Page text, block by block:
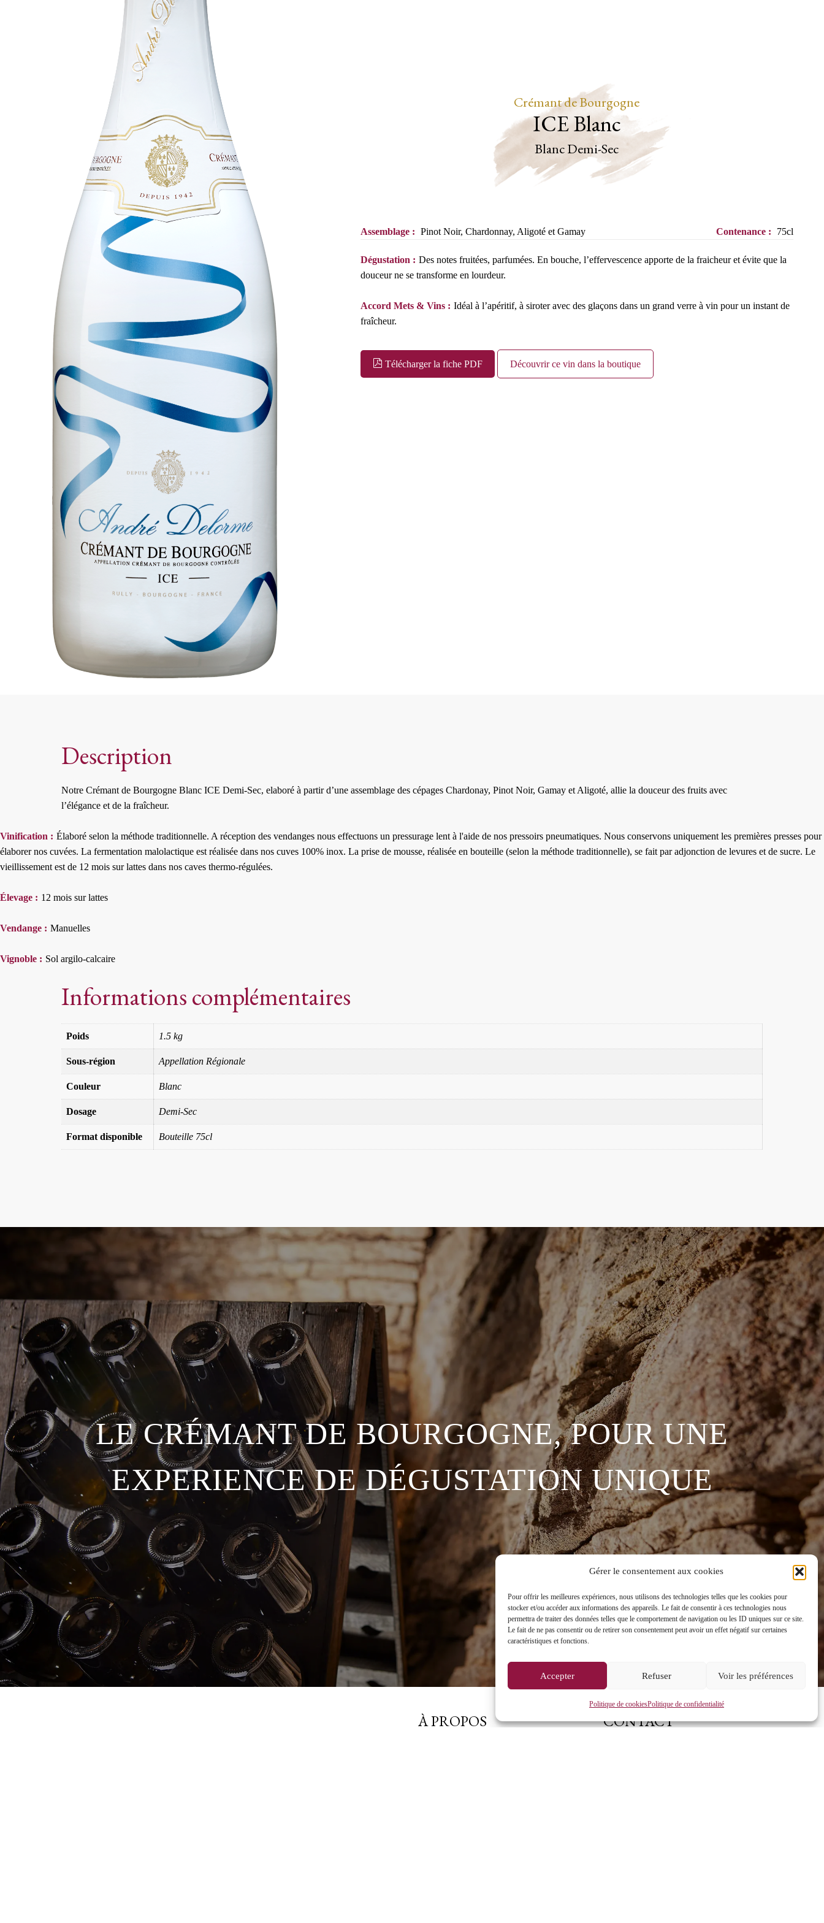
Gérer le consentement aux cookies
Pour offrir les meilleures expériences, nous utilisons des technologies telles que les cookies pour
stocker et/ou accéder aux informations des appareils. Le fait de consentir à ces technologies nous
permettra de traiter des données telles que le comportement de navigation ou les ID uniques sur ce site.
Le fait de ne pas consentir ou de retirer son consentement peut avoir un effet négatif sur certaines
caractéristiques et fonctions.
Accepter Refuser Voir les préférences
Politique de cookiesPolitique de confidentialité
Crémant de Bourgogne
ICE Blanc
BlancDemi-Sec
Assemblage : Pinot Noir, Chardonnay, Aligoté et Gamay Contenance : 75cl
Dégustation : Des notes fruitées, parfumées. En bouche, l’effervescence apporte de la fraicheur et évite que la
douceur ne se transforme en lourdeur.
Accord Mets & Vins : Idéal à l’apéritif, à siroter avec des glaçons dans un grand verre à vin pour un instant de
fraîcheur.
Télécharger la fiche PDF Découvrir ce vin dans la boutique
Description
Notre Crémant de Bourgogne Blanc ICE Demi-Sec, elaboré à partir d’une assemblage des cépages Chardonay, Pinot Noir, Gamay et Aligoté, allie la douceur des fruits avec
l’élégance et de la fraîcheur.
Vinification : Élaboré selon la méthode traditionnelle. A réception des vendanges nous effectuons un pressurage lent à l'aide de nos pressoirs pneumatiques. Nous conservons uniquement les premières presses pour
élaborer nos cuvées. La fermentation malolactique est réalisée dans nos cuves 100% inox. La prise de mousse, réalisée en bouteille (selon la méthode traditionnelle), se fait par adjonction de levures et de sucre. Le
vieillissement est de 12 mois sur lattes dans nos caves thermo-régulées.
Élevage : 12 mois sur lattes
Vendange : Manuelles
Vignoble : Sol argilo-calcaire
Informations complémentaires
Poids 1.5 kg
Sous-région Appellation Régionale
Couleur Blanc
Dosage Demi-Sec
Format disponible Bouteille 75cl
LE CRÉMANT DE BOURGOGNE, POUR UNE
EXPERIENCE DE DÉGUSTATION UNIQUE
À PROPOS CONTACT